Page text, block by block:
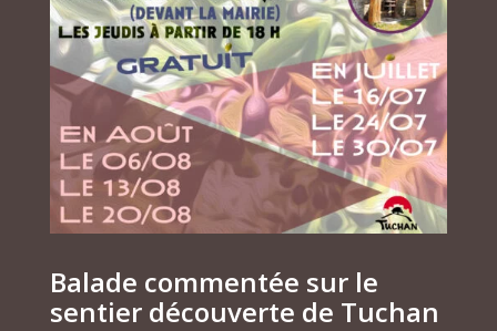
Balade commentée sur le
sentier découverte de Tuchan